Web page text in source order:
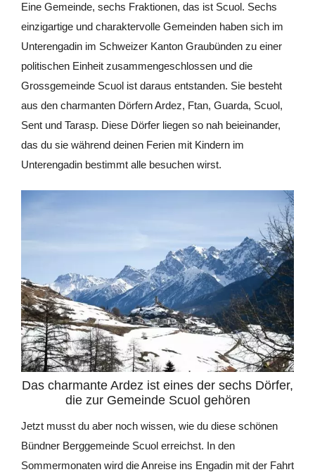
Eine Gemeinde, sechs Fraktionen, das ist Scuol. Sechs
einzigartige und charaktervolle Gemeinden haben sich im
Unterengadin im Schweizer Kanton Graubünden zu einer
politischen Einheit zusammengeschlossen und die
Grossgemeinde Scuol ist daraus entstanden. Sie besteht
aus den charmanten Dörfern Ardez, Ftan, Guarda, Scuol,
Sent und Tarasp. Diese Dörfer liegen so nah beieinander,
das du sie während deinen Ferien mit Kindern im
Unterengadin bestimmt alle besuchen wirst.
Das charmante Ardez ist eines der sechs Dörfer,
die zur Gemeinde Scuol gehören
Jetzt musst du aber noch wissen, wie du diese schönen
Bündner Berggemeinde Scuol erreichst. In den
Sommermonaten wird die Anreise ins Engadin mit der Fahrt